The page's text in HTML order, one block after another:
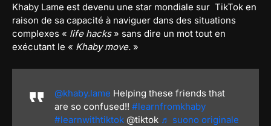
Khaby Lame est devenu une star mondiale sur TikTok en
raison de sa capacité à naviguer dans des situations
complexes « life hacks» sans dire un mot tout en
exécutant le « Khaby move. »
@khaby.lame Helping these friends that
are so confused!! #learnfromkhaby
#learnwithtiktok @tiktok ♬ suono originale